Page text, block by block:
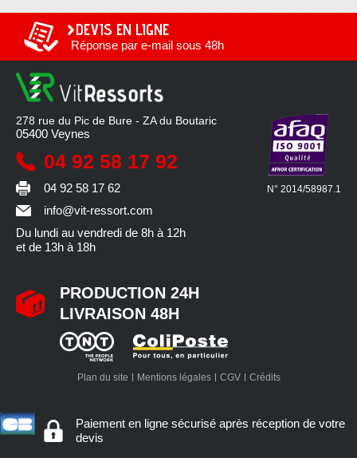
DEVIS EN LIGNE
Réponse par e-mail sous 48h
N° 2014/58987.1
278 rue du Pic de Bure - ZA du Boutaric
05400 Veynes
04 92 58 17 92
04 92 58 17 62
info@vit-ressort.com
Du lundi au vendredi de 8h à 12h
et de 13h à 18h
PRODUCTION 24H
LIVRAISON 48H
Plan du site Mentions légales CGV Crédits
Paiement en ligne sécurisé après réception de votre
devis